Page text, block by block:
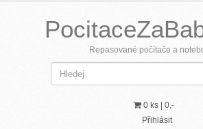
Repasované počítače a
0 ks | 0,-
Přihlásit